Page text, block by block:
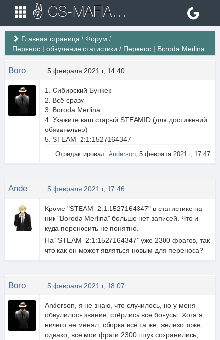
✌ CS-MAFIA.RU ✌ Игровые сервера Counter Strike 1.6
Главная страница / Форум /
Перенос | обнуление статистики / Перенос | Boroda Merlina
5 февраля 2021 г, 14:40
1. Сибирский Бункер
2. Всё сразу
3. Boroda Merlina
4. Укажите ваш старый STEAMID (для достижений
обязательно)
5. STEAM_2:1:1527164347
Отредактировал: Anderson, 5 февраля 2021 г, 17:47
5 февраля 2021 г, 17:46
Кроме "STEAM_2:1:1527164347" в статистике на
ник "Boroda Merlina" больше нет записей. Что и
куда переносить не понятно.
На "STEAM_2:1:1527164347" уже 2300 фрагов, так
что как он может являться новым для переноса?
5 февраля 2021 г, 18:07
Anderson, я не знаю, что случилось, но у меня
обнулилось звание, стёрлись все бонусы. Хотя я
ничего не менял, сборка всё та же, железо тоже,
однако, все мои фраги 2300 штук сохранились,